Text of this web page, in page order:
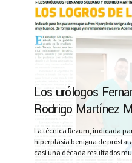
Los urólogos
Rodrigo Martínez
por Boston
La técnica Rezum, indicada
hiperplasia benigna de
casi una década resultados